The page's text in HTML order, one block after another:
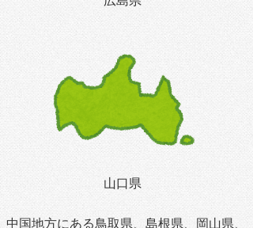
山口県
中国地方にある鳥取県、島根県、岡山県、